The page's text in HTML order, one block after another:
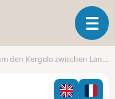
T
o
l
Kergolo zwischen Lanloup und Petit Saint-Loup